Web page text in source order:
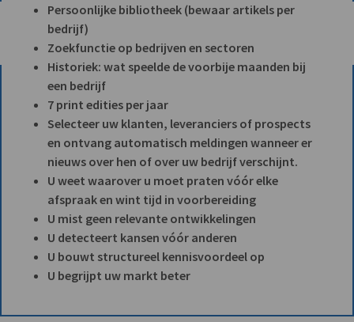
Persoonlijke bibliotheek (bewaar artikels per
bedrijf)
Zoekfunctie op bedrijven en sectoren
Historiek: wat speelde de voorbije maanden bij
een bedrijf
7 print edities per jaar
Selecteer uw klanten, leveranciers of prospects
en ontvang automatisch meldingen wanneer er
nieuws over hen of over uw bedrijf verschijnt.
U weet waarover u moet praten vóór elke
afspraak en wint tijd in voorbereiding
U mist geen relevante ontwikkelingen
U detecteert kansen vóór anderen
U bouwt structureel kennisvoordeel op
U begrijpt uw markt beter